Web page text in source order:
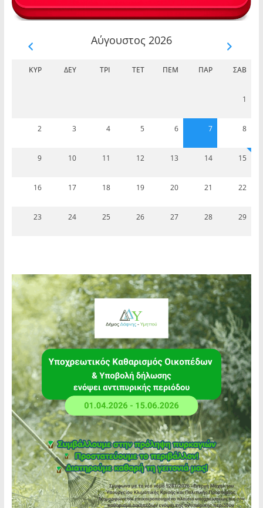
Αύγουστος 2026
ΚΥΡ ΔΕΥ ΤΡΊ ΤΕΤ ΠΈΜ ΠΑΡ ΣΆΒ
1
2 3 4 5 6 7 8
9 10 11 12 13 14 15
16 17 18 19 20 21 22
23 24 25 26 27 28 29